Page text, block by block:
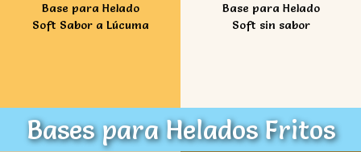
Base para Helado
Soft Sabor a Lúcuma
Base para Helado
Soft sin sabor
Bases para Helados Fritos